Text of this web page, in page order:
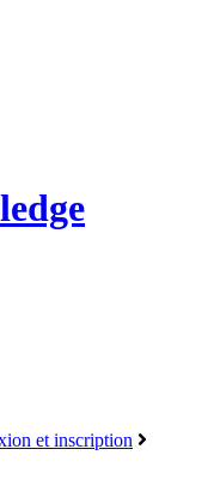
et inscription